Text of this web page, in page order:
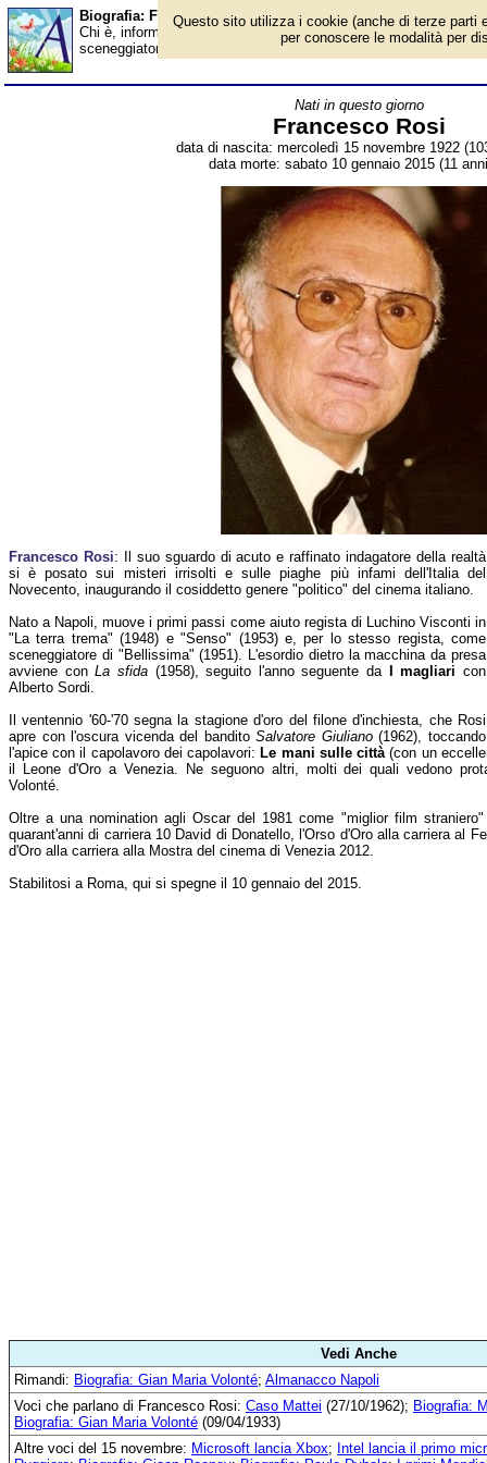
Biografia: Francesco Rosi - Almanacco
Chi è, informazioni, foto, qual è la data di nascita, dove è nato,
sceneggiatore italiano. Breve biografia. Voce dell'Almanacco.
Nati in questo giorno
Francesco Rosi
data di nascita: mercoledì 15 novembre 1922
data morte: sabato 10 gennaio 2015 (11
Francesco Rosi: Il suo sguardo di acuto e raffinato indagatore della realtà
si è posato sui misteri irrisolti e sulle piaghe più infami dell'Italia del
Novecento, inaugurando il cosiddetto genere "politico" del cinema italiano.
Nato a Napoli, muove i primi passi come aiuto regista di Luchino Visconti in
"La terra trema" (1948) e "Senso" (1953) e, per lo stesso regista, come
sceneggiatore di "Bellissima" (1951). L'esordio dietro la macchina da presa
avviene conLa sfida(1958), seguito l'anno seguente da I magliari con
Alberto Sordi.
Il ventennio '60-'70 segna la stagione d'oro del filone d'inchiesta, che Rosi
apre con l'oscura vicenda del banditoSalvatore Giuliano(1962), toccando
l'apice con il capolavoro dei capolavori: Le mani sulle città(con un
il Leone d'Oro a Venezia. Ne seguono altri, molti dei quali vedono
Volonté.
Oltre a una nomination agli Oscar del 1981 come "miglior film
quarant'anni di carriera 10 David di Donatello, l'Orso d'Oro alla carriera al
d'Oro alla carriera alla Mostra del cinema di Venezia 2012.
Stabilitosi a Roma, qui si spegne il 10 gennaio del 2015.
Vedi Anche
Rimandi: Biografia: Gian Maria Volonté; Almanacco Napoli
Voci che parlano di Francesco Rosi: Caso Mattei (27/10/1962); Biografia:
Biografia: Gian Maria Volonté (09/04/1933)
Altre voci del 15 novembre: Microsoft lancia Xbox; Intel lancia il primo
Questo sito utilizza i cookie (anche di terze parti
per conoscere le modalità per